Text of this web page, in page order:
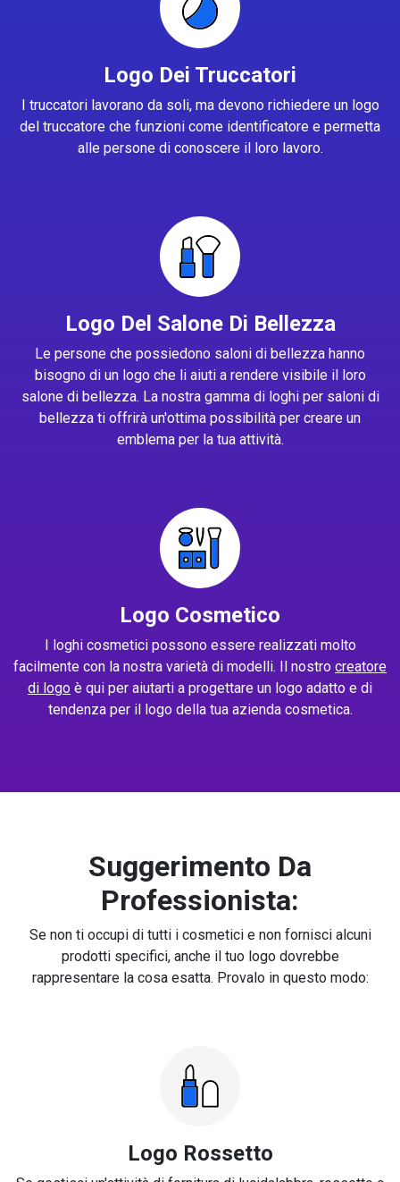
Logo Dei Truccatori
I truccatori lavorano da soli, ma devono richiedere un logo
del truccatore che funzioni come identificatore e permetta
alle persone di conoscere il loro lavoro.
Logo Del Salone Di Bellezza
Le persone che possiedono saloni di bellezza hanno
bisogno di un logo che li aiuti a rendere visibile il loro
salone di bellezza. La nostra gamma di loghi per saloni di
bellezza ti offrirà un'ottima possibilità per creare un
emblema per la tua attività.
Logo Cosmetico
I loghi cosmetici possono essere realizzati molto
facilmente con la nostra varietà di modelli. Il nostro creatore
di logo è qui per aiutarti a progettare un logo adatto e di
tendenza per il logo della tua azienda cosmetica.
Suggerimento Da
Professionista:
Se non ti occupi di tutti i cosmetici e non fornisci alcuni
prodotti specifici, anche il tuo logo dovrebbe
rappresentare la cosa esatta. Provalo in questo modo:
Logo Rossetto